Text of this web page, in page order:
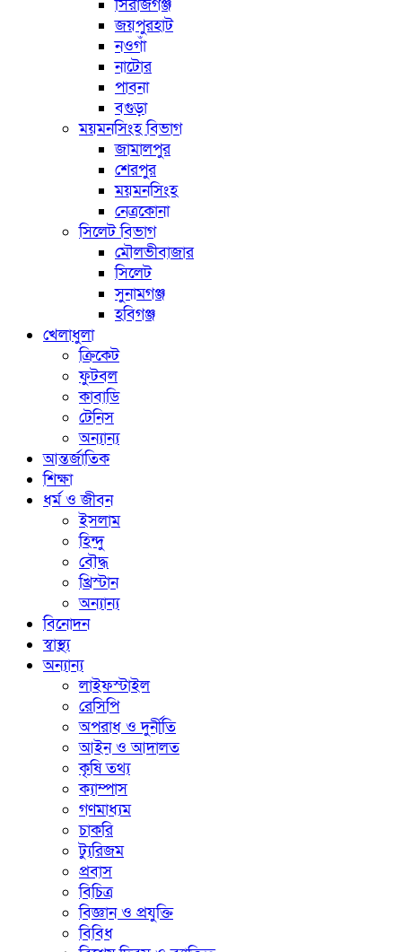
সিরাজগঞ্জ
জয়পুরহাট
নওগাঁ
নাটোর
পাবনা
বগুড়া
ময়মনসিংহ বিভাগ
জামালপুর
শেরপুর
ময়মনসিংহ
নেত্রকোনা
সিলেট বিভাগ
মৌলভীবাজার
সিলেট
সুনামগঞ্জ
হবিগঞ্জ
খেলাধুলা
ক্রিকেট
ফুটবল
কাবাডি
টেনিস
অন্যান্য
আন্তর্জাতিক
শিক্ষা
ধর্ম ও জীবন
ইসলাম
হিন্দু
বৌদ্ধ
খ্রিস্টান
অন্যান্য
বিনোদন
স্বাস্থ্য
অন্যান্য
লাইফস্টাইল
রেসিপি
অপরাধ ও দুর্নীতি
আইন ও আদালত
কৃষি তথ্য
ক্যাম্পাস
গণমাধ্যম
চাকরি
ট্যুরিজম
প্রবাস
বিচিত্র
বিজ্ঞান ও প্রযুক্তি
বিবিধ